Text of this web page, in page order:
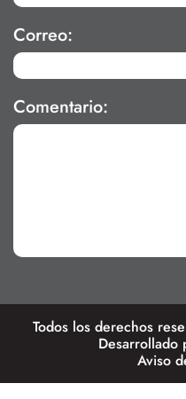
Correo:
Comentario:
Todos los derechos
Desarrollado
Aviso